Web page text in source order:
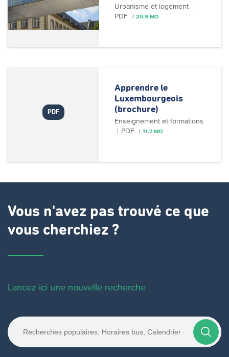
Urbanisme et logement
PDF
20.9 MO
PDF
Apprendre le
Luxembourgeois
(brochure)
Enseignement et formations
PDF
11.7 MO
Vous n'avez pas trouvé ce que
vous cherchiez ?
Lancez ici une nouvelle recherche